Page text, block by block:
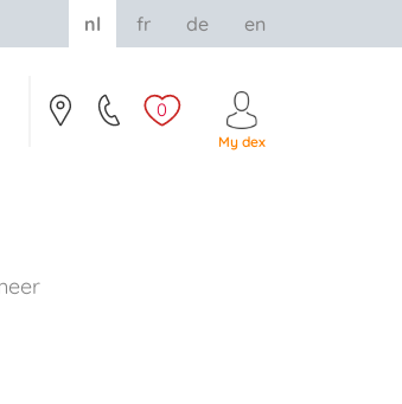
0
My dex
nl fr de en